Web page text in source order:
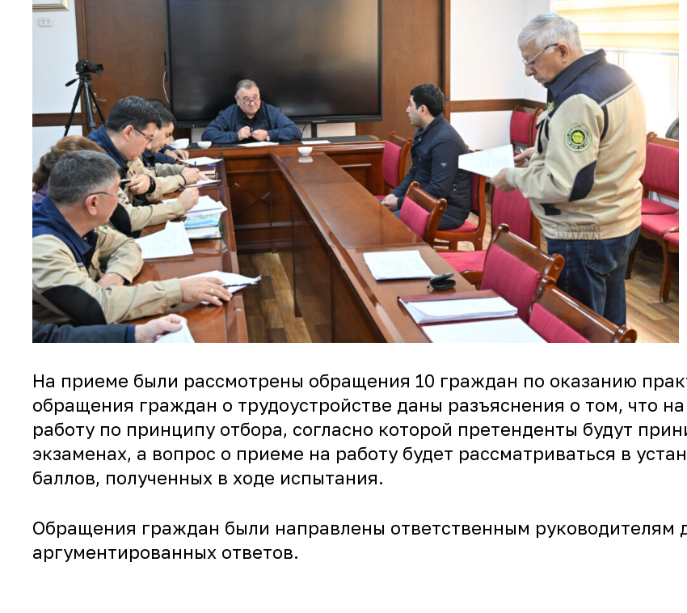
На приеме были рассмотрены обращения 10 граждан по оказанию
обращения граждан о трудоустройстве даны разъяснения о том, что
работу по принципу отбора, согласно которой претенденты будут
экзаменах, а вопрос о приеме на работу будет рассматриваться в
баллов, полученных в ходе испытания.
Обращения граждан были направлены ответственным руководителям
аргументированных ответов.